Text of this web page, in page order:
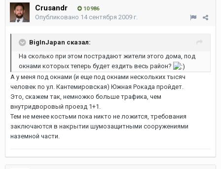
Crusandr 10 986
Опубликовано 14 сентября 2009 г.
BigInJapan сказал:
На сколько при этом пострадают жители этого дома, под
окнами которых теперь будет ездить весь район?
А у меня под окнами (и еще под окнами нескольких тысяч
человек по ул. Кантемировская) Южная Рокада пройдет.
Это, скажем так, немножко больше трафика, чем
внутридворовый проезд 1+1.
Тем не менее костьми пока никто не ложится, требования
заключаются в накрытии шумозащитными сооружениями
наземной части.